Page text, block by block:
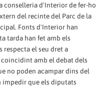
conselleria d'Interior de fer-ho
del recinte del Parc de la
Fonts d'Interior han
tarda han fet amb els
respecta el seu dret a
amb el debat dels
no poden acampar dins del
impedir que els diputats